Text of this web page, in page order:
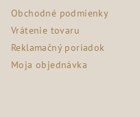
Obchodné podmienky
Vrátenie tovaru
Reklamačný poriadok
Moja objednávka